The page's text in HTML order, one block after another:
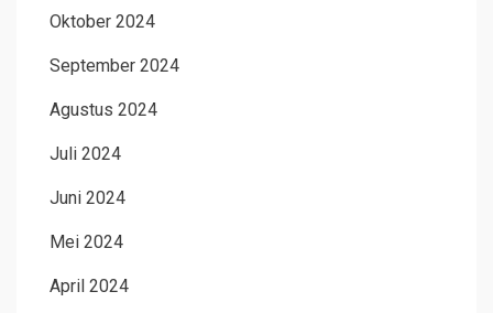
Oktober 2024
September 2024
Agustus 2024
Juli 2024
Juni 2024
Mei 2024
April 2024